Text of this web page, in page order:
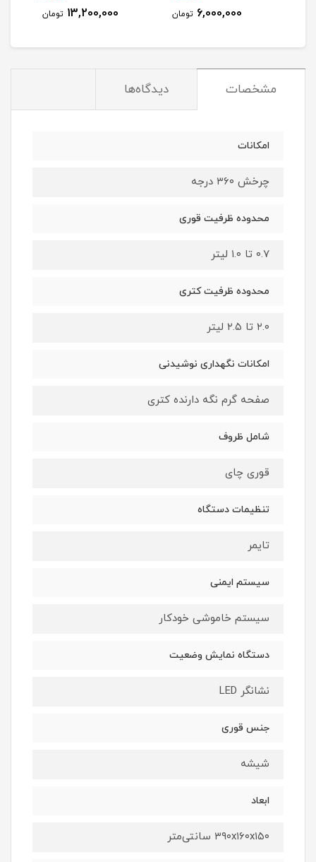
6,000,000 تومان 13,200,000 تومان
مشخصات دیدگاه‌ها
امکانات
چرخش ۳۶۰ درجه
محدوده ظرفیت قوری
۰.۷ تا ۱.۰ لیتر
محدوده ظرفیت کتری
۲.۰ تا ۲.۵ لیتر
امکانات نگهداری نوشیدنی
صفحه گرم نگه دارنده کتری
شامل ظروف
قوری چای
تنظیمات دستگاه
تایمر
سیستم ایمنی
سیستم خاموشی خودکار
دستگاه نمایش وضعیت
نشانگر LED
جنس قوری
شیشه
ابعاد
۳۹۰x۱۶۰x۱۵۰ سانتی‌متر